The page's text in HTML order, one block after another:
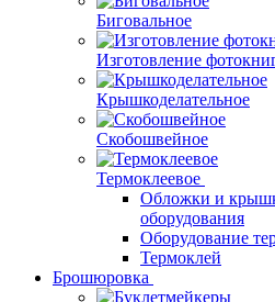
Биговальное
Изготовление
Крышкоделательное
Скобошвейное
Термоклеевое
Обложки и
оборудования
Оборудование
Термоклей
Брошюровка